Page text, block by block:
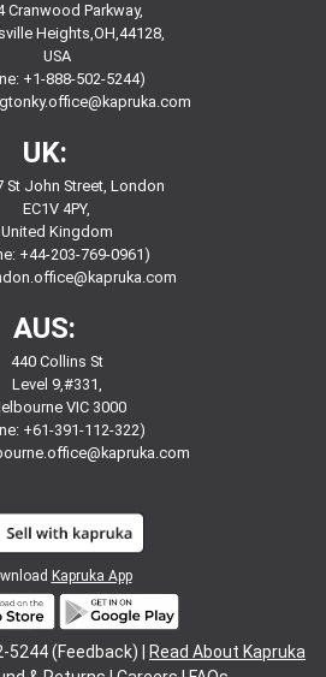
Cranwood Parkway,
Heights,OH,44128,
USA
+1-888-502-5244)
UK:
St John Street, London
EC1V 4PY,
United Kingdom
+44-203-769-0961)
AUS:
440 Collins St
Level 9,#331,
VIC 3000
+61-391-112-322)
Kapruka App
(Feedback) |
Read About Kapruka